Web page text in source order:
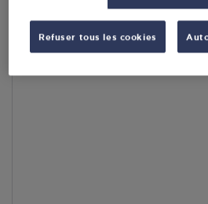
Accès
Refuser tous les cookies